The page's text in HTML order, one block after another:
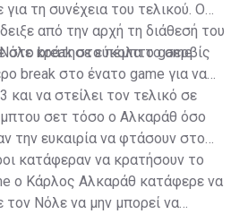
τη συνέχεια του τελικού. Ο
από την αρχή τη διάθεσή του
στο break στο πέμπτο game.
κράτησε εύκολα το σερβίς
break στο ένατο game για να
και να στείλει τον τελικό σε
σετ τόσο ο Αλκαράθ όσο
την ευκαιρία να φτάσουν στο
κατάφεραν να κρατήσουν το
ο Κάρλος Αλκαράθ κατάφερε να
τον Νόλε να μην μπορεί να